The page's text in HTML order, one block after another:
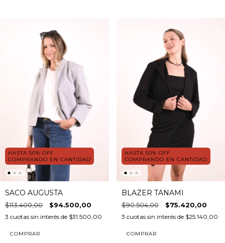
HASTA 50% OFF
COMPRANDO EN CANTIDAD
SACO AUGUSTA
$113.400,00 $94.500,00
3 cuotas sin interés de $31.500,00
COMPRAR
HASTA 50% OFF
COMPRANDO EN CANTIDAD
BLAZER TANAMI
$90.504,00 $75.420,00
3 cuotas sin interés de $25.140,00
COMPRAR